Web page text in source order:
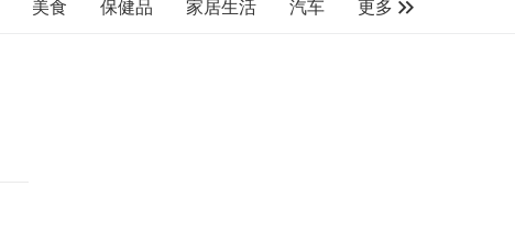
🇨🇦加拿大
美食 保健品 家居生活 汽车
更多